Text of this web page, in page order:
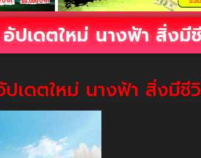
อัปเดตใหม่ นางฟ้า สิ่ง
ปเดตใหม่ นางฟ้า สิ่งมี